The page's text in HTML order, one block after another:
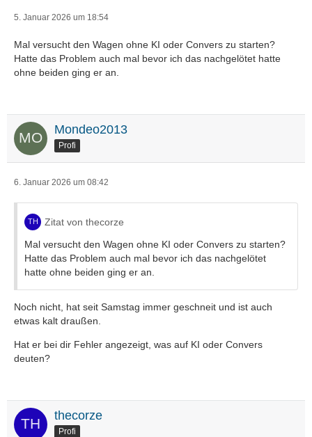
5. Januar 2026 um 18:54
Mal versucht den Wagen ohne KI oder Convers zu starten?
Hatte das Problem auch mal bevor ich das nachgelötet hatte
ohne beiden ging er an.
Mondeo2013
Profi
6. Januar 2026 um 08:42
Zitat von thecorze
Mal versucht den Wagen ohne KI oder Convers zu starten?
Hatte das Problem auch mal bevor ich das nachgelötet
hatte ohne beiden ging er an.
Noch nicht, hat seit Samstag immer geschneit und ist auch
etwas kalt draußen.
Hat er bei dir Fehler angezeigt, was auf KI oder Convers
deuten?
thecorze
Profi